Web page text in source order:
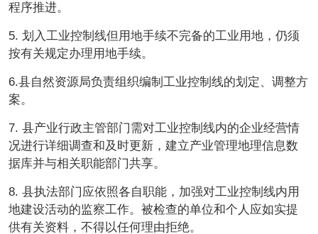
程序推进。
5. 划入工业控制线但用地手续不完备的工业用地，仍须
按有关规定办理用地手续。
6.县自然资源局负责组织编制工业控制线的划定、调整方
案。
7. 县产业行政主管部门需对工业控制线内的企业经营情
况进行详细调查和及时更新，建立产业管理地理信息数
据库并与相关职能部门共享。
8. 县执法部门应依照各自职能，加强对工业控制线内用
地建设活动的监察工作。被检查的单位和个人应如实提
供有关资料，不得以任何理由拒绝。